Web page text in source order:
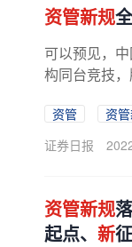
资管新规
可以预见，
构同台竞技，
资管 资
证券日报
资管新规
起点、 新